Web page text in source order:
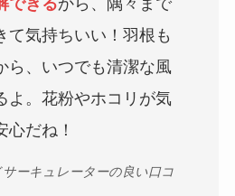
て気持ちいい！羽根も
ら、いつでも清潔な風
よ。花粉やホコリが気
心だね！
ーキュレーターの良い口コ